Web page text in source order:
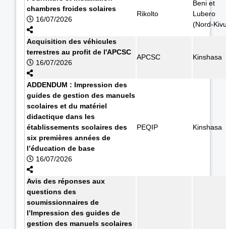
chambres froides solaires
16/07/2026
Rikolto
Beni et
Lubero
(Nord-
Acquisition des véhicules
terrestres au profit de l'APCSC
16/07/2026
APCSC Kinshasa
ADDENDUM : Impression des
guides de gestion des manuels
scolaires et du matériel
didactique dans les
établissements scolaires des
six premières années de
l’éducation de base
16/07/2026
PEQIP Kinshasa
Avis des réponses aux
questions des
soumissionnaires de
l’Impression des guides de
gestion des manuels scolaires